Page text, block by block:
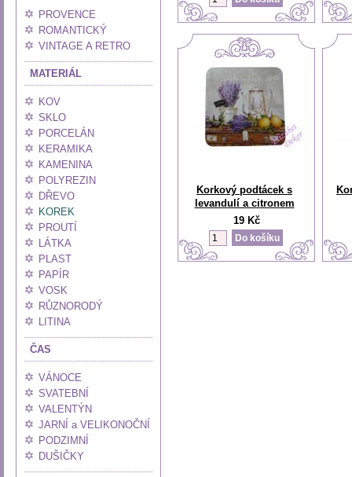
PROVENCE
ROMANTICKÝ
VINTAGE A RETRO
MATERIÁL
KOV
SKLO
PORCELÁN
KERAMIKA
KAMENINA
POLYREZIN
DŘEVO
KOREK
PROUTÍ
LÁTKA
PLAST
PAPÍR
VOSK
RŮZNORODÝ
LITINA
ČAS
VÁNOCE
SVATEBNÍ
VALENTÝN
JARNÍ a VELIKONOČNÍ
PODZIMNÍ
DUŠIČKY
Korkový podtácek s
levandulí a citronem
19 Kč